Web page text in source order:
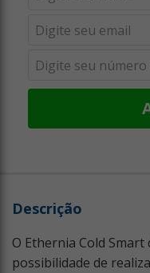
Descrição
O Ethernia Cold Smart
possibilidade de